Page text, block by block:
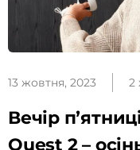
13 жовтня, 2023 2
Вечір
Quest 2 –